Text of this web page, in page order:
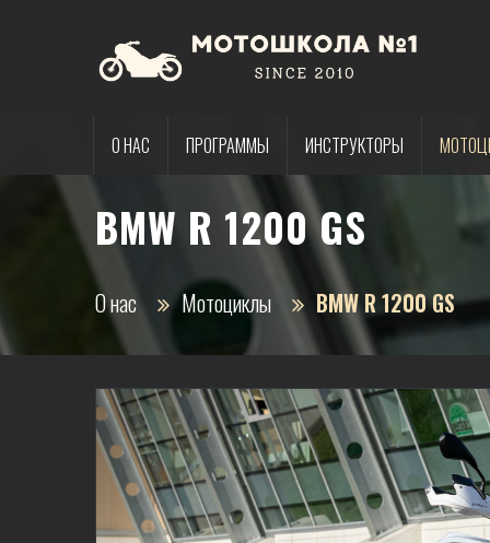
О НАС ПРОГРАММЫ ИНСТРУКТОРЫ
BMW R 1200 GS
О нас Мотоциклы BMW R 1200 GS